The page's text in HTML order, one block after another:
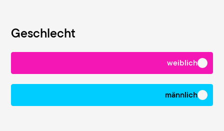
Geschlecht
weiblich
männlich